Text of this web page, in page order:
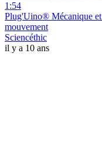
1:54
Plug'Uino® Mécanique
mouvement
Sciencéthic
il y a 10 ans